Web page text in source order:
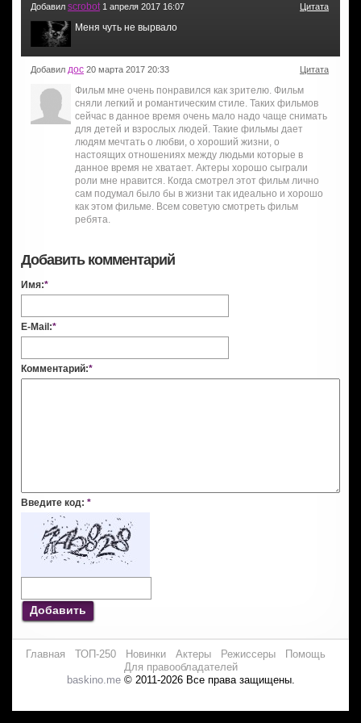
Добавил scrobot 1 апреля 2017 16:07 Цитата
Меня чуть не вырвало
Добавил дос 20 марта 2017 20:33 Цитата
Фильм мне очень понравился как зрителю. Фильм
сняли легкий и романтическим стиле. Таких фильмов
сейчас в данное время очень мало надо чаще снимать
для детей и взрослых людей. Такие фильмы дает
людям мечтать о любви, о хороший жизни, о
настоящих отношениях между людьми которые в
данное время не хватает. Актеры хорошо сыграли
роли мне нравится. Когда смотрел этот фильм лично
сам подумал было бы в жизни так идеально и хорошо
как этом фильме. Всем советую смотреть фильм
ребята.
Добавить комментарий
Имя:*
E-Mail:*
Комментарий:*
Введите код: *
Добавить
Главная ТОП-250 Новинки Актеры Режиссеры
Помощь
Для правообладателей
baskino.me© 2011-2026 Все права защищены.